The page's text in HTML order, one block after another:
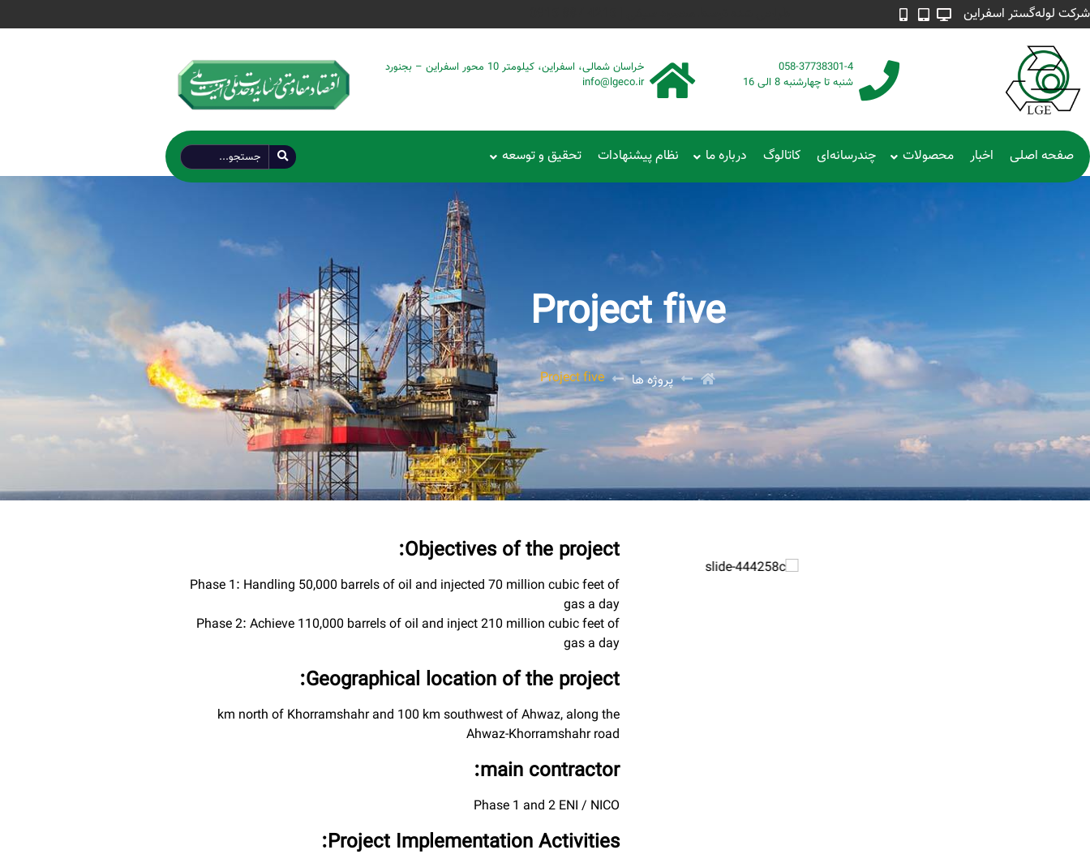
شرکت لوله‌گستر اسفراین
058-37738301-4
شنبه تا چهارشنبه 8 الی 16
خراسان شمالی، اسفراین، کیلومتر 10 محور اسفراین – بجنورد
info@lgeco.ir
صفحه اصلی اخبار محصولات چندرسانه‌ای کاتالوگ درباره ما نظام پیشنهادات تحقیق و توسعه
Project five
پروژه ها Project five
Objectives of the project:
Phase 1: Handling 50,000 barrels of oil and injected 70 million cubic feet of
gas a day
Phase 2: Achieve 110,000 barrels of oil and inject 210 million cubic feet of
gas a day
Geographical location of the project:
km north of Khorramshahr and 100 km southwest of Ahwaz, along the
Ahwaz-Khorramshahr road
main contractor:
Phase 1 and 2 ENI / NICO
Project Implementation Activities: